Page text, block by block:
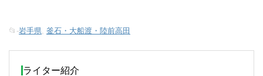
📂-岩手県, 釜石・大船渡・陸前高田
ライター紹介